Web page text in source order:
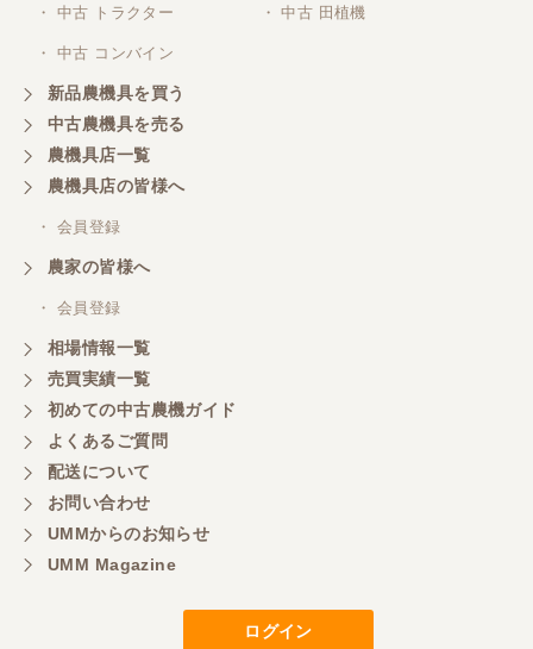
・ 中古 トラクター ・ 中古 田植機
・ 中古 コンバイン
新品農機具を買う
中古農機具を売る
農機具店一覧
農機具店の皆様へ
・ 会員登録
農家の皆様へ
・ 会員登録
相場情報一覧
売買実績一覧
初めての中古農機ガイド
よくあるご質問
配送について
お問い合わせ
UMMからのお知らせ
UMM Magazine
ログイン